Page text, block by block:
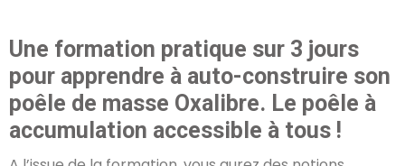
Une formation pratique sur 3 jours
pour apprendre à auto-construire son
poêle de masse Oxalibre. Le poêle à
accumulation accessible à tous !